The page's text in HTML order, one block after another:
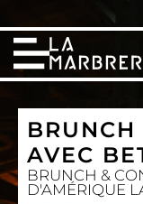
AVEC
BRUNCH &
D'AMÉRIQUE